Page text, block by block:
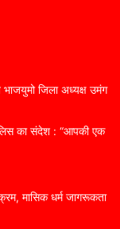
भाजयुमो जिला अध्यक्ष उमंग
का संदेश : “आपकी एक
मासिक धर्म जागरूकता